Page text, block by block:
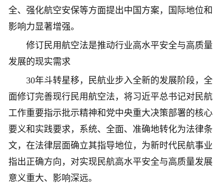
全、强化航空安保等方面提出中国方案，国际地位和
影响力显著增强。
修订民用航空法是推动行业高水平安全与高质量
发展的现实需求
30年斗转星移，民航业步入全新的发展阶段，全
面修订完善现行民用航空法，将习近平总书记对民航
工作重要指示批示精神和党中央重大决策部署的核心
要义和实践要求，系统、全面、准确地转化为法律条
文，在法律层面确立其指导地位，为新时代民航事业
指出正确方向，对实现民航高水平安全与高质量发展
意义重大、影响深远。